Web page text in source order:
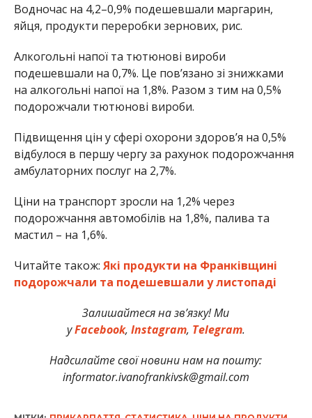
Водночас на 4,2–0,9% подешевшали маргарин,
яйця, продукти переробки зернових, рис.
Алкогольні напої та тютюнові вироби
подешевшали на 0,7%. Це пов’язано зі знижками
на алкогольні напої на 1,8%. Разом з тим на 0,5%
подорожчали тютюнові вироби.
Підвищення цін у сфері охорони здоров’я на 0,5%
відбулося в першу чергу за рахунок подорожчання
амбулаторних послуг на 2,7%.
Ціни на транспорт зросли на 1,2% через
подорожчання автомобілів на 1,8%, палива та
мастил – на 1,6%.
Читайте також: Які продукти на Франківщині
подорожчали та подешевшали у листопаді
Залишайтеся на зв’язку! Ми
уFacebook, Instagram, Telegram.
Надсилайте свої новини нам на пошту:
informator.ivanofrankivsk@gmail.com